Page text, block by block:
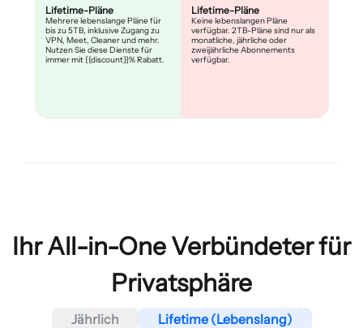
Lifetime-Pläne
Mehrere lebenslange Pläne für
bis zu 5TB, inklusive Zugang zu
VPN, Meet, Cleaner und mehr.
Nutzen Sie diese Dienste für
immer mit {{discount}}% Rabatt.
Lifetime-Pläne
Keine lebenslangen Pläne
verfügbar. 2TB-Pläne sind nur als
monatliche, jährliche oder
zweijährliche Abonnements
verfügbar.
Ihr All-in-One Verbündeter für
Privatsphäre
Jährlich Lifetime (Lebenslang)